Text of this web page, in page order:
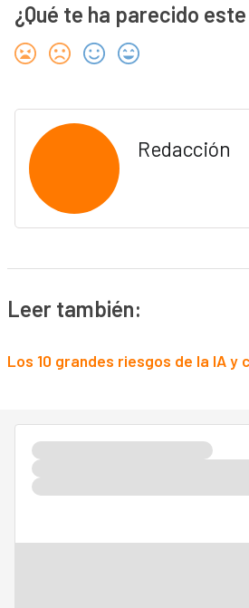
¿Qué te ha parecido
Redacción
Leer también:
Los 10 grandes riesgos de la IA y